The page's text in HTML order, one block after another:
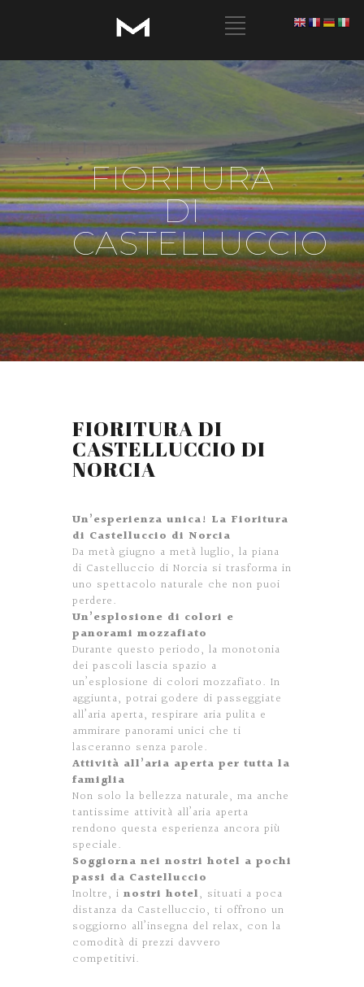
FIORITURA
DI
CASTELLUCCIO
FIORITURA DI
CASTELLUCCIO DI
NORCIA
Un’esperienza unica! La Fioritura
di Castelluccio di Norcia
Da metà giugno a metà luglio, la piana
di Castelluccio di Norcia si trasforma in
uno spettacolo naturale che non puoi
perdere.
Un’esplosione di colori e
panorami mozzafiato
Durante questo periodo, la monotonia
dei pascoli lascia spazio a
un’esplosione di colori mozzafiato. In
aggiunta, potrai godere di passeggiate
all’aria aperta, respirare aria pulita e
ammirare panorami unici che ti
lasceranno senza parole.
Attività all’aria aperta per tutta la
famiglia
Non solo la bellezza naturale, ma anche
tantissime attività all’aria aperta
rendono questa esperienza ancora più
speciale.
Soggiorna nei nostri hotel a pochi
passi da Castelluccio
Inoltre, i nostri hotel, situati a poca
distanza da Castelluccio, ti offrono un
soggiorno all’insegna del relax, con la
comodità di prezzi davvero
competitivi.